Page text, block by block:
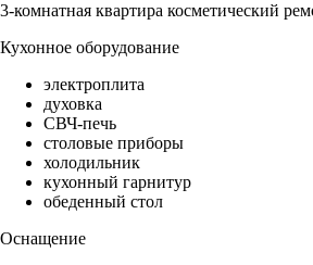
3-комнатная квартира косметический
Кухонное оборудование
электроплита
духовка
СВЧ-печь
столовые приборы
холодильник
кухонный гарнитур
обеденный стол
Оснащение